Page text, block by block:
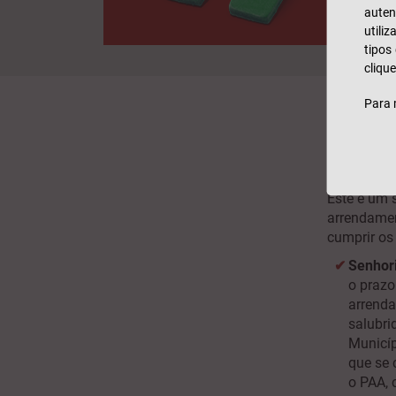
Este é um
cumprir
o
que se
o PAA,
tipos
Para